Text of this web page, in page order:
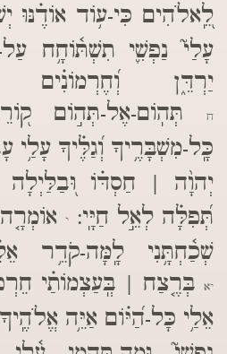
לֵֽ֭אלֹהִים כִּי-ע֥וֹד אוֹדֶ֗נּוּ
עָלַי֮ נַפְשִׁ֪י תִשְׁתּ֫וֹחָ֥ח
יַרְדֵּ֑ן
ח
תְּהֽוֹם-אֶל-תְּה֣וֹם
כָּֽל-מִשְׁבָּרֶ֥יךָ וְ֝גַלֶּ֗יךָ עָלַ֥י
יְהוָ֨ה | חַסְדּ֗וֹ וּ֭בַלַּיְלָה
תְּ֝פִלָּ֗ה לְאֵ֣ל חַיָּֽי: י
שְׁכַ֫חְתָּ֥נִי לָֽמָּה-קֹדֵ֥ר
יא בְּרֶ֤צַח | בְּֽעַצְמוֹתַ֗י
אֵלַ֥י כָּל-הַ֝יּ֗וֹם אַיֵּ֥ה